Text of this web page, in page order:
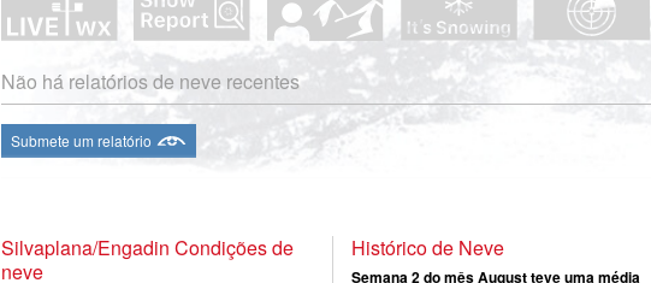
Não há relatórios de neve recentes
Submete um relatório
Silvaplana/Engadin Condições de
neve
Histórico de Neve
Semana 2 do mês August teve uma média